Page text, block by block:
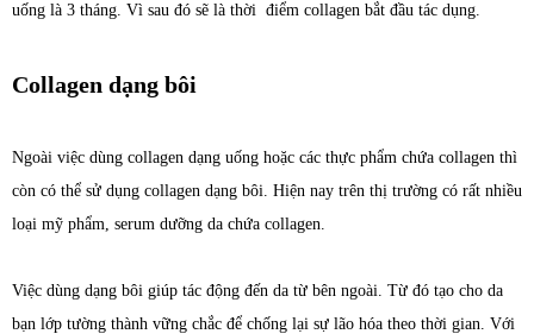
uống là 3 tháng. Vì sau đó sẽ là thời điểm collagen bắt đầu tác dụng.
Collagen dạng bôi
Ngoài việc dùng collagen dạng uống hoặc các thực phẩm chứa collagen thì
còn có thể sử dụng collagen dạng bôi. Hiện nay trên thị trường có rất nhiều
loại mỹ phẩm, serum dưỡng da chứa collagen.
Việc dùng dạng bôi giúp tác động đến da từ bên ngoài. Từ đó tạo cho da
bạn lớp tường thành vững chắc để chống lại sự lão hóa theo thời gian. Với